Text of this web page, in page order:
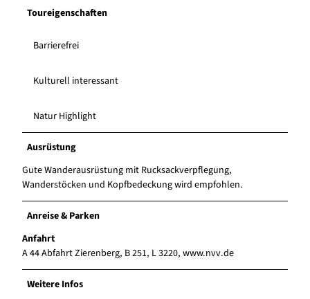
Toureigenschaften
Barrierefrei
Kulturell interessant
Natur Highlight
Ausrüstung
Gute Wanderausrüstung mit Rucksackverpflegung,
Wanderstöcken und Kopfbedeckung wird empfohlen.
Anreise & Parken
Anfahrt
A 44 Abfahrt Zierenberg, B 251, L 3220, www.nvv.de
Weitere Infos